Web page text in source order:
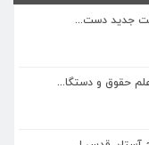
جدید دست...
حقوق و دستگا...